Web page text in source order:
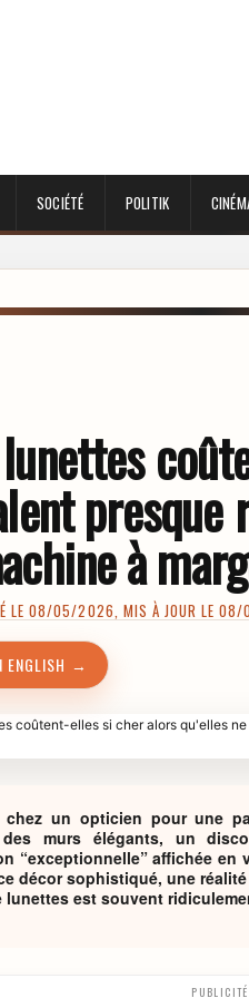
SOCIÉTÉ POLITIK
à
LE 08/05/2026, MIS À JOUR LE
ENGLISH →
chez un opticien pour une
murs élégants, un
“exceptionnelle” affichée
décor sophistiqué, une
lunettes est souvent
PUBLICITÉ